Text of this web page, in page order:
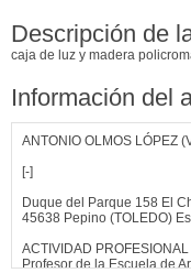
Descripción de
caja de luz y madera
Información del
ANTONIO OLMOS LÓPEZ
[-]
Duque del Parque 158 El
45638 Pepino (TOLEDO)
ACTIVIDAD PROFESIONAL
Profesor de la Escuela de